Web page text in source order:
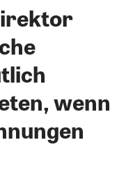
wenn